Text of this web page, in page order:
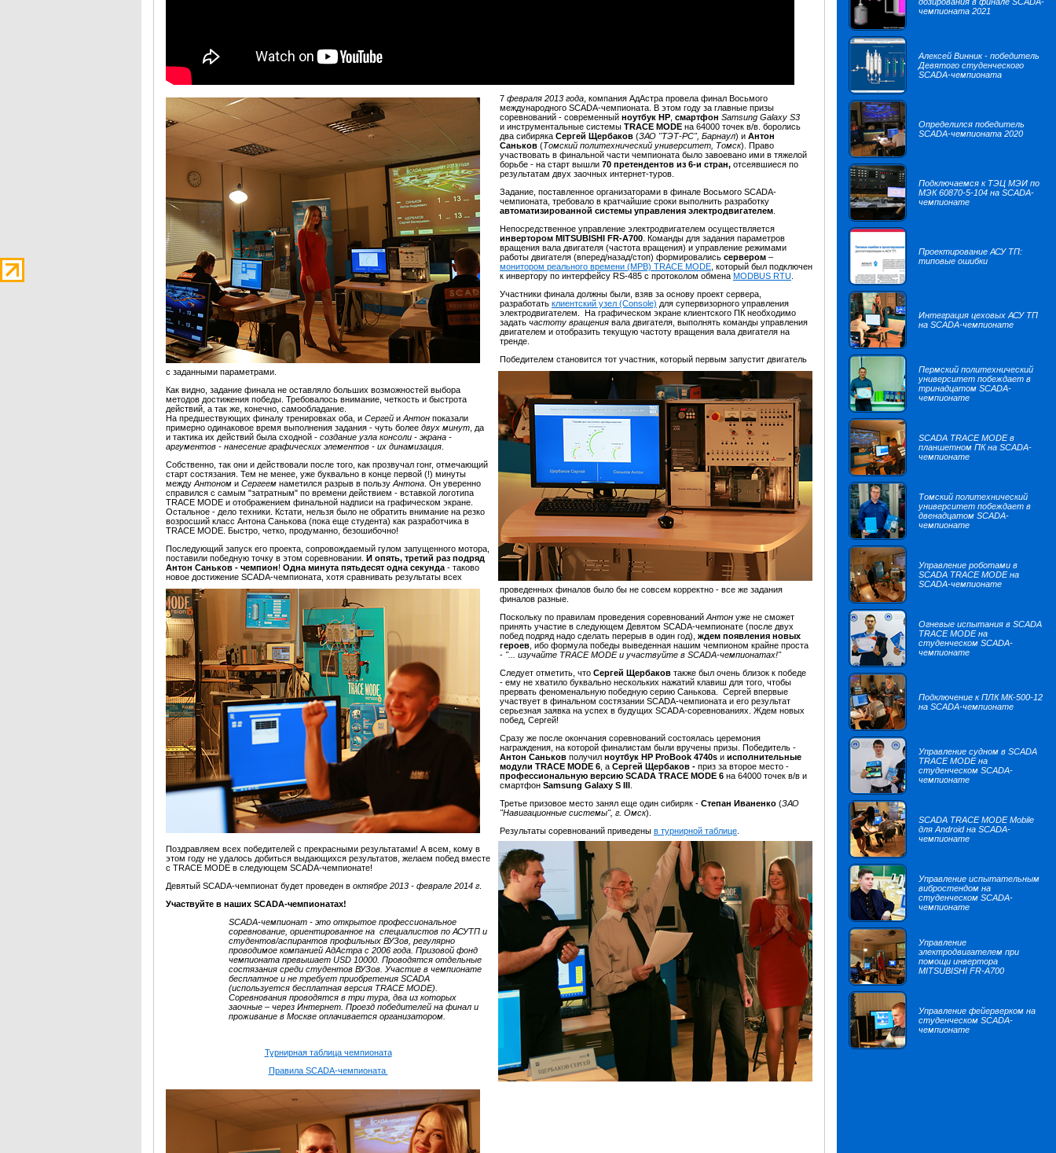
7 февраля 2013 года , компания АдАстра провела финал Восьмого
международного SCADA-чемпионата. В этом году за главные призы
соревнований - современный ноутбук HP смартфон Samsung Galaxy S3
и инструментальные системы TRACE MODE на 64000 точек в/в. боролись
два сибиряка Сергей Щербаков (ЗАО "ТЭТ-РС", Барнаул) и Антон
Саньков (Томский политехнический университет, Томск). Право
участвовать в финальной части чемпионата было завоевано ими в тяжелой
борьбе - на старт вышли 70 претендентов из 6-и стран, отсеявшиеся по
результатам двух заочных интернет-туров.
Задание, поставленное организаторами в финале Восьмого SCADA-
чемпионата, требовало в кратчайшие сроки выполнить разработку
автоматизированной системы управления электродвигателем
Непосредственное управление электродвигателем осуществляется
инвертором MITSUBISHI FR-A700 . Команды для задания параметров
вращения вала двигателя (частота вращения) и управление режимами
работы двигателя (вперед/назад/стоп) формировались сервером –
монитором реального времени (МРВ) TRACE MODE , который был подключен
к инвертору по интерфейсу RS-485 с протоколом обмена MODBUS RTU
Участники финала должны были, взяв за основу проект сервера,
разработать клиентский узел (Console) для супервизорного управления
электродвигателем. На графическом экране клиентского ПК необходимо
задать частоту вращения вала двигателя, выполнять команды управления
двигателем и отобразить текущую частоту вращения вала двигателя на
тренде.
Победителем становится тот участник, который первым запустит двигатель
с заданными параметрами.
Как видно, задание финала не оставляло больших возможностей выбора
методов достижения победы. Требовалось внимание, четкость и быстрота
действий, а так же, конечно, самообладание.
На предшествующих финалу тренировках оба, и Сергей и Антон показали
примерно одинаковое время выполнения задания - чуть более двух минут , да
и тактика их действий была сходной - создание узла консоли - экрана -
аргументов - нанесение графических элементов - их динамизация
Собственно, так они и действовали после того, как прозвучал гонг, отмечающий
старт состязания. Тем не менее, уже буквально в конце первой (!) минуты
между Антоном и Сергеем наметился разрыв в пользу Антона . Он уверенно
справился с самым "затратным" по времени действием - вставкой логотипа
TRACE MODE и отображением финальной надписи на графическом экране.
Остальное - дело техники. Кстати, нельзя было не обратить внимание на резко
возросший класс Антона Санькова (пока еще студента) как разработчика в
TRACE MODE. Быстро, четко, продуманно, безошибочно!
Последующий запуск его проекта, сопровождаемый гулом запущенного мотора,
поставили победную точку в этом соревновании. И опять, третий раз подряд
Антон Саньков - чемпион! Одна минута пятьдесят одна секунда - таково
новое достижение SCADA-чемпионата, хотя сравнивать результаты всех
проведенных финалов было бы не совсем корректно - все же задания
финалов разные.
Поскольку по правилам проведения соревнований Антон уже не сможет
принять участие в следующем Девятом SCADA-чемпионате (после двух
побед подряд надо сделать перерыв в один год), ждем появления новых
героев , ибо формула победы выведенная нашим чемпионом крайне проста
- "... изучайте TRACE MODE и участвуйте в SCADA-чемпионатах!"
Следует отметить, что Сергей Щербаков также был очень близок к победе
- ему не хватило буквально нескольких нажатий клавиш для того, чтобы
прервать феноменальную победную серию Санькова. Сергей впервые
участвует в финальном состязании SCADA-чемпионата и его результат
серьезная заявка на успех в будущих SCADA-соревнованиях. Ждем новых
побед, Сергей!
Сразу же после окончания соревнований состоялась церемония
награждения, на которой финалистам были вручены призы. Победитель -
Антон Саньков получил ноутбук HP ProBook 4740s и исполнительные
модули TRACE MODE 6 , а Сергей Щербаков - приз за второе место -
профессиональную версию SCADA TRACE MODE 6 на 64000 точек в/в и
смартфон Samsung Galaxy S III
Третье призовое место занял еще один сибиряк - Степан Иваненко (ЗАО
"Навигационные системы", г. Омск).
Результаты соревнований приведены в турнирной таблице
Поздравляем всех победителей с прекрасными результатами! А всем, кому в
этом году не удалось добиться выдающихся результатов, желаем побед вместе
с TRACE MODE в следующем SCADA-чемпионате!
Девятый SCADA-чемпионат будет проведен в октябре 2013 - феврале 2014 г.
Участвуйте в наших SCADA-чемпионатах!
SCADA-чемпионат - это открытое профессиональное
соревнование, ориентированное на специалистов по АСУТП и
студентов/аспирантов профильных ВУЗов, регулярно
проводимое компанией АдАстра с 2006 года. Призовой фонд
чемпионата превышает USD 10000. Проводятся отдельные
состязания среди студентов ВУЗов. Участие в чемпионате
бесплатное и не требует приобретения SCADA
(используется бесплатная версия TRACE MODE).
Соревнования проводятся в три тура, два из которых
заочные – через Интернет. Проезд победителей на финал и
проживание в Москве оплачивается организатором.
Турнирная таблица чемпионата
Правила SCADA-чемпионата
чемпионата 2021
Алексей Винник - победитель
Девятого студенческого
SCADA-чемпионата
Определился победитель
SCADA-чемпионата 2020
Подключаемся к ТЭЦ МЭИ по
МЭК 60870-5-104 на SCADA-
чемпионате
Проектирование АСУ ТП:
типовые ошибки
Интеграция цеховых АСУ ТП
на SCADA-чемпионате
Пермский политехнический
университет побеждает в
тринадцатом SCADA-
чемпионате
SCADA TRACE MODE в
планшетном ПК на SCADA-
чемпионате
Томский политехнический
университет побеждает в
двенадцатом SCADA-
чемпионате
Управление роботами в
SCADA TRACE MODE на
SCADA-чемпионате
Огневые испытания в SCADA
TRACE MODE на
студенческом SCADA-
чемпионате
Подключение к ПЛК МК-500-12
на SCADA-чемпионате
Управление судном в SCADA
TRACE MODE на
студенческом SCADA-
чемпионате
SCADA TRACE MODE Mobile
для Android на SCADA-
чемпионате
Управление испытательным
вибростендом на
студенческом SCADA-
чемпионате
Управление
электродвигателем при
помощи инвертора
MITSUBISHI FR-A700
Управление фейерверком на
студенческом SCADA-
чемпионате